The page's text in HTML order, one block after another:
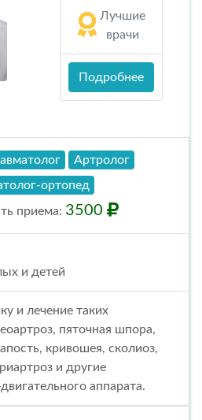
Лучшие
врачи
Подробнее
Артролог
ортопед
приема: 3500
и детей
и лечение таких
пяточная шпора,
кривошея, сколиоз,
и другие
аппарата.